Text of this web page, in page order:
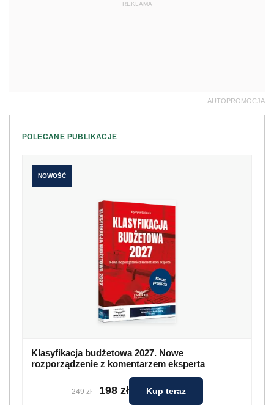
REKLAMA
AUTOPROMOCJA
POLECANE PUBLIKACJE
NOWOŚĆ
Klasyfikacja budżetowa 2027. Nowe
rozporządzenie z komentarzem eksperta
249 zł 198 zł Kup teraz